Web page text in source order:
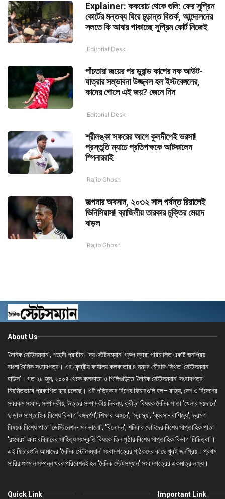
Explainer: ককরোচ থেকে গুলি: ফের সুপ্রিম
কোর্টের মন্তব্য ঘিরে চূড়ান্ত বিতর্ক, আন্দোলনের
সলতে কি আবার পাকাচ্ছে সুপ্রিম কোর্ট নিজেই
Editorial Desk
পাঁচতারা জয়ের পর ডুরান্ড কাপের নক আউট-
যাত্রার সম্ভাবনা উজ্জ্বল হল ইস্টবেঙ্গলের,
কাদের গোলে এই জয়? জেনে নিন
Editorial Desk
শ্রীলঙ্কা সফরের আগে কুলদীপেই ভরসা!
প্রস্তুতি ম্যাচে প্রতিপক্ষকে আটকালেন
স্পিনাররাই
Rajib Ghosh
জল্পনার অবসান, ২০৩২ সাল পর্যন্ত রিয়ালেই
ভিনিসিয়াস! ব্রাজিলীয় তারকার চুক্তির মেয়াদ
বাড়ল
Rajib Ghosh
About Us
'দৈনিক স্টেটসম্যান', শতাব্দী প্রাচীন- 'দ্য স্টেটসম্যান' গ্রুপ দ্বারা পরিচালিত একটি জনপ্রিয়
বাংলা দৈনিক সংবাদপত্র। এর কেন্দ্রীয় কার্যালয় কলকাতার ৪ নম্বর চৌরঙ্গি-স্থিত 'স্টেটসম্যান
হাউস'। গত ২৮ জুন, ২০০৪ থেকে কলকাতা ও শিলিগুড়িতে 'দৈনিক স্টেটসম্যান' সংবাদপত্র
নিয়মিতভাবে প্রকাশিত হয়ে চলেছে। এই পত্রিকার বিশেষ ফিচারগুলি হল– রাজ্য, দেশ ও বিদেশের
সবরকম সংবাদ, সম্পাদকীয়, উত্তর সম্পাদকীয় নিবন্ধ, ক্রীড়া বিষয়ক দৈনিক পাতা 'খেলার ময়দানে'
ছাড়াও সাপ্তাহিক বিশেষ বিভাগ 'বঙ্গদর্পণ','শিক্ষার অঙ্গনে', 'স্বাস্থ্য', 'ব্যবসা- বাণিজ্য', ভ্রমণ
বিষয়ক বিশেষ পাতা 'ডেস্টিনেশন- মন ভালো', 'বিনোদন', শনিবার ছোটদের বিশেষ সাপ্তাহিক পাতা
'রংবেরং' এবং রবিবারের সাহিত্য সংস্কৃতি বিষয়ক তিন পৃষ্ঠার বিশেষ সাপ্তাহিক বিভাগ 'বিচিত্রা'।
এই ফিচারগুলি আমাদের 'দৈনিক স্টেটসম্যান' সংবাদপত্রের পাঠকদের কাছে খুবই জনপ্রিয়। প্রথম
সারির গুণমান সম্পন্ন খবর পরিবেশনই হল 'দৈনিক স্টেটসম্যান' সংবাদপত্রের একমাত্র লক্ষ্য।
Quick Link Important Link